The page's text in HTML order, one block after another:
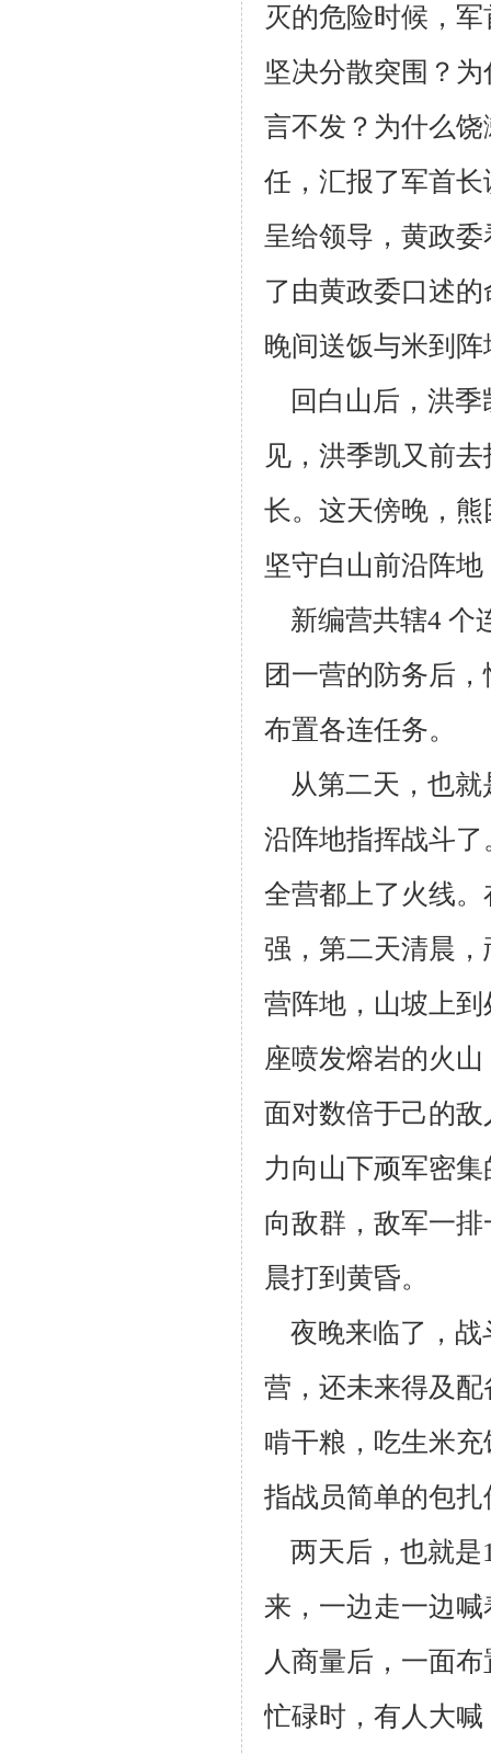
灭的危险时候，
坚决分散突围？
言不发？为什么饶
任，汇报了军首
呈给领导，黄政
了由黄政委口述
晚间送饭与米到阵
回白山后，洪季
见，洪季凯又前
长。这天傍晚，
坚守白山前沿阵
新编营共辖4 个
团一营的防务后
布置各连任务。
从第二天，也就
沿阵地指挥战斗
全营都上了火线。
强，第二天清晨
营阵地，山坡上
座喷发熔岩的火
面对数倍于己的敌
力向 山下顽军密
向敌群，敌军一
晨打到黄昏。
夜晚来临了，战
营，还未来得及
啃干粮，吃生米充
指战员简单的包
两天后，也就是
来，一边走一边
人商量后，一面
忙碌时，有人大喊